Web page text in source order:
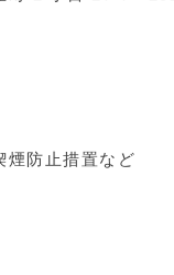
煙防止措置など